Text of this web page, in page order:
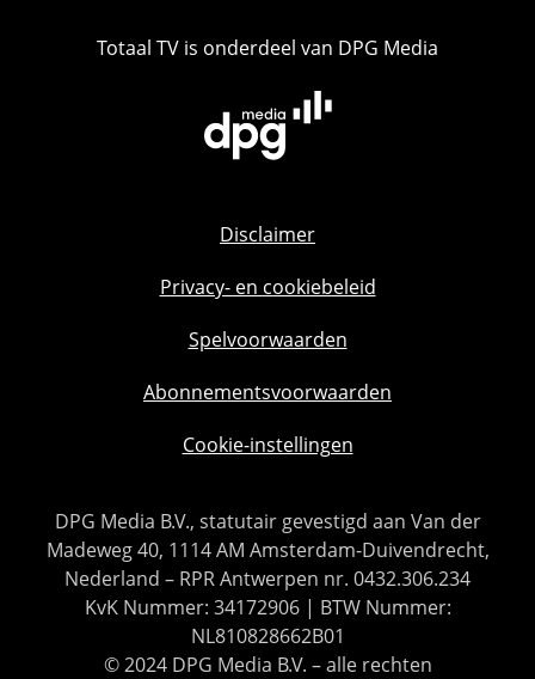
Totaal TV is onderdeel van DPG Media
Disclaimer
Privacy- en cookiebeleid
Spelvoorwaarden
Abonnementsvoorwaarden
Cookie-instellingen
DPG Media B.V., statutair gevestigd aan Van der
Madeweg 40, 1114 AM Amsterdam-Duivendrecht,
Nederland – RPR Antwerpen nr. 0432.306.234
KvK Nummer: 34172906 | BTW Nummer:
NL810828662B01
© 2024 DPG Media B.V. – alle rechten